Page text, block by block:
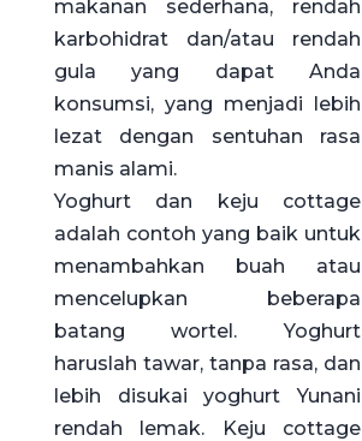
makanan sederhana, rendah
karbohidrat dan/atau rendah
gula yang dapat Anda
konsumsi, yang menjadi lebih
lezat dengan sentuhan rasa
manis alami.
Yoghurt dan keju cottage
adalah contoh yang baik untuk
menambahkan buah atau
mencelupkan beberapa
batang wortel. Yoghurt
haruslah tawar, tanpa rasa, dan
lebih disukai yoghurt Yunani
rendah lemak. Keju cottage